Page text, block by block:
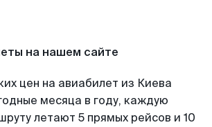
на нашем сайте
цен на авиабилет из Киева
месяца в году, каждую
летают 5 прямых рейсов и 10